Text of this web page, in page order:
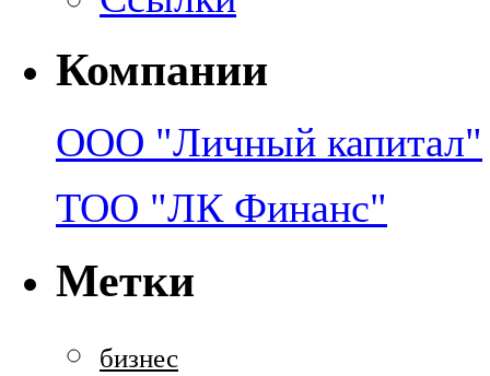
Компании
ООО "Личный капитал"
ТОО "ЛК Финанс"
Метки
бизнес